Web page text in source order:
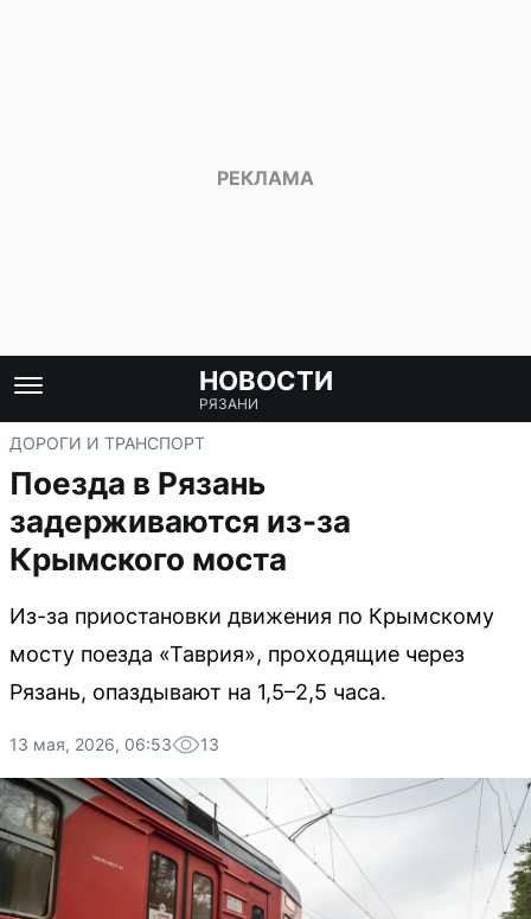
НОВОСТИ
РЯЗАНИ
ДОРОГИ И ТРАНСПОРТ
Поезда в Рязань
задерживаются из-за
Крымского моста
Из-за приостановки движения по Крымскому
мосту поезда «Таврия», проходящие через
Рязань, опаздывают на 1,5–2,5 часа.
13 мая, 2026, 06:53 13